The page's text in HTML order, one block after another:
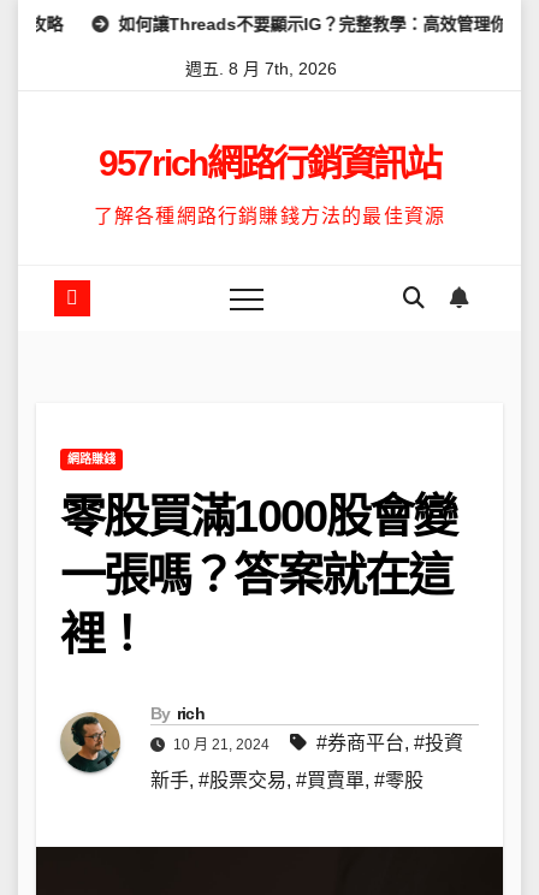
Skip讓Threads不要顯示IG？完整教學：高效管理你的線上隱私與數據安
週五. 8 月 7th, 2026
957rich網路行銷資訊站
了解各種網路行銷賺錢方法的最佳資源
網路賺錢
零股買滿1000股會變
一張嗎？答案就在這
裡！
By rich
10 月 21, 2024 #券商平台, #投資
新手, #股票交易, #買賣單, #零股